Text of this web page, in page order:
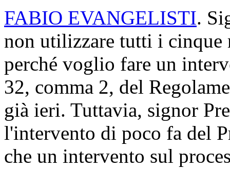
FABIO EVANGELISTI.
non utilizzare tutti i cinque
perché voglio fare un
32, comma 2, del
già ieri. Tuttavia, signor
l'intervento di poco fa del
che un intervento sul